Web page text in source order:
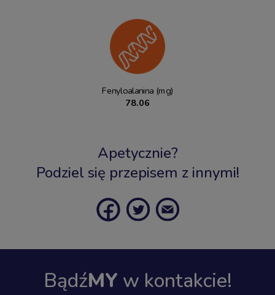
Fenyloalanina (mg)
78.06
Apetycznie?
Podziel się przepisem z innymi!
BądźMY w kontakcie!